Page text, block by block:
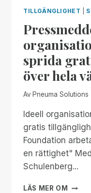
TILLGÄNGLIGHET
sprida
över hela
Av Pneuma Solutions
Ideell
gratis
Foundation
en rättighet"
Schulenberg...
LÄS MER OM